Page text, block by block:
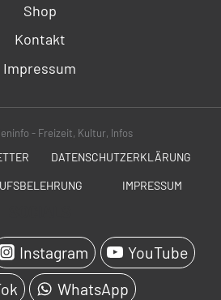
Shop
Kontakt
Impressum
- Freizeit, Kultur, Infos
DATENSCHUTZERKLÄRUNG
IMPRESSUM
Instagram
YouTube
WhatsApp